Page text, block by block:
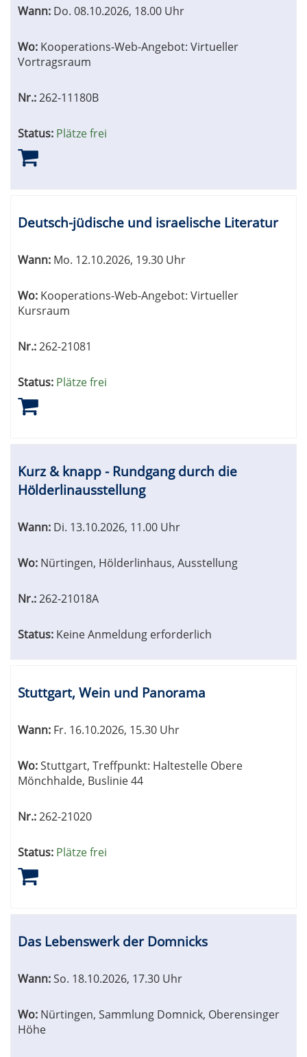
Wann: Do. 08.10.2026, 18.00 Uhr
Wo: Kooperations-Web-Angebot: Virtueller
Vortragsraum
Nr.:262-11180B
Status: Plätze frei
Deutsch-jüdische und israelische Literatur
Wann: Mo. 12.10.2026, 19.30 Uhr
Wo: Kooperations-Web-Angebot: Virtueller
Kursraum
Nr.:262-21081
Status: Plätze frei
Kurz & knapp - Rundgang durch die
Hölderlinausstellung
Wann: Di. 13.10.2026, 11.00 Uhr
Wo: Nürtingen, Hölderlinhaus, Ausstellung
Nr.:262-21018A
Status: Keine Anmeldung erforderlich
Stuttgart, Wein und Panorama
Wann: Fr. 16.10.2026, 15.30 Uhr
Wo:Stuttgart, Treffpunkt: Haltestelle Obere
Mönchhalde, Buslinie 44
Nr.:262-21020
Status: Plätze frei
Das Lebenswerk der Domnicks
Wann:So. 18.10.2026, 17.30 Uhr
Wo: Nürtingen, Sammlung Domnick, Oberensinger
Höhe